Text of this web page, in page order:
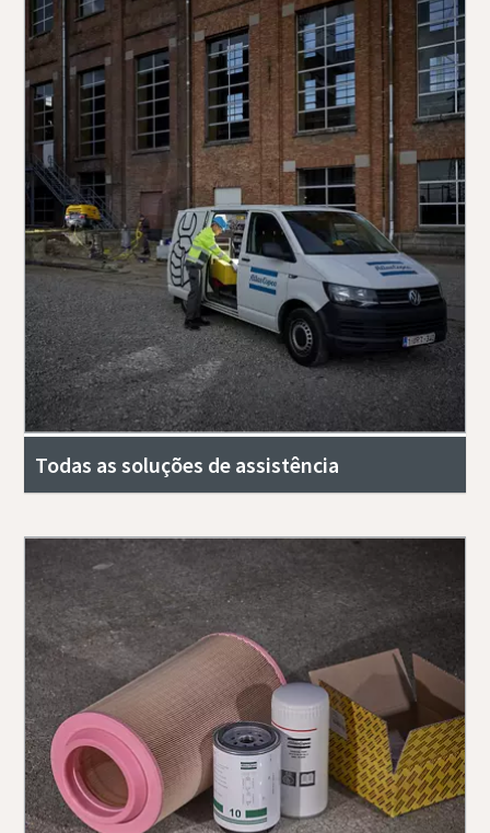
Todas as soluções de assistência